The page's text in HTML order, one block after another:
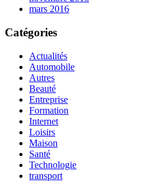
mars 2016
Catégories
Actualités
Automobile
Autres
Beauté
Entreprise
Formation
Internet
Loisirs
Maison
Santé
Technologie
transport